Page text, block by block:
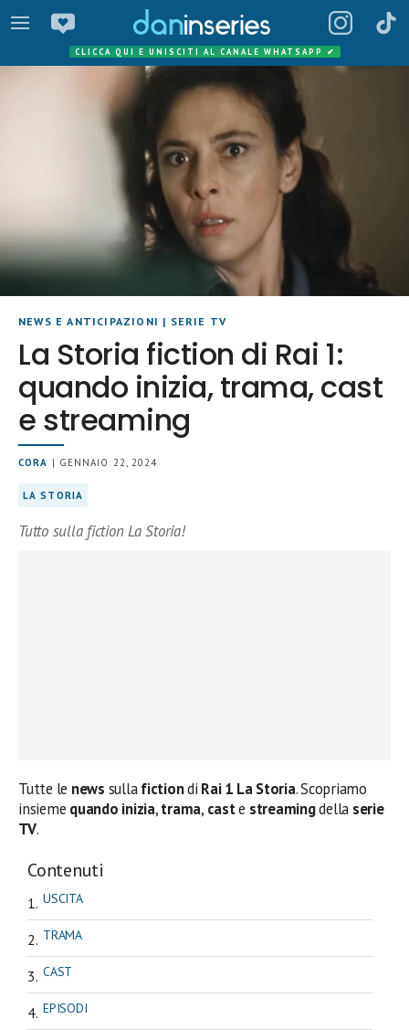
CLICCA QUI E UNISCITI AL CANALE WHATSAPP ✔
NEWS E ANTICIPAZIONI | SERIE TV
La Storia fiction di Rai 1:
quando inizia, trama, cast
e streaming
CORA | GENNAIO 22, 2024
LA STORIA
Tutto sulla fiction La Storia!
Tutte le news sullafictiondi Rai 1 La Storia. Scopriamo
insieme quando inizia,trama, caste streamingdella serie
TV.
Contenuti
USCITA
TRAMA
CAST
EPISODI